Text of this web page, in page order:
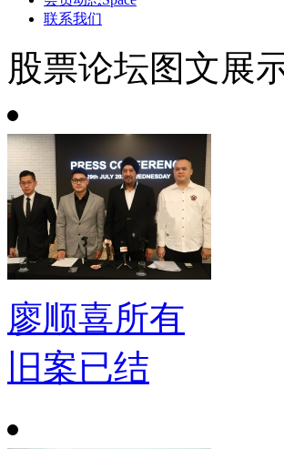
联系我们
股票论坛图文展
廖顺喜所有
旧案已结